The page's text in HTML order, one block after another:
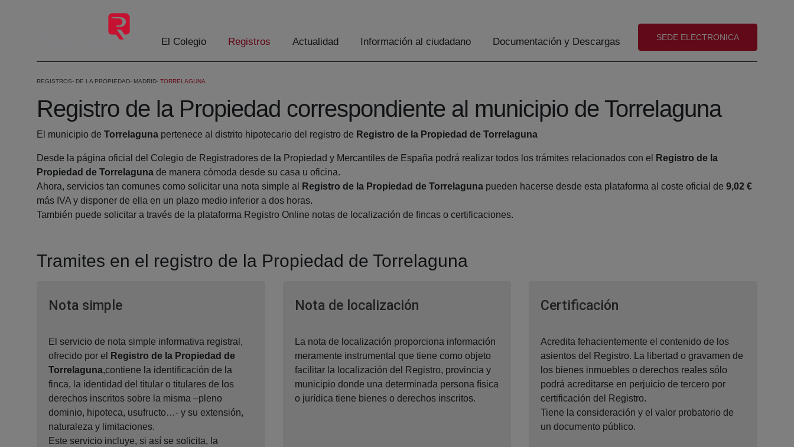
El Colegio Registros Actualidad Información al ciudadano Documentación y Descargas (abre en nueva ventana)
SEDE ELECTRONICA
REGISTROS DE LA PROPIEDAD MADRID TORRELAGUNA
Registro de la Propiedad correspondiente al municipio de Torrelaguna
El municipio de Torrelaguna pertenece al distrito hipotecario del registro de Registro de la Propiedad de Torrelaguna
Desde la página oficial del Colegio de Registradores de la Propiedad y Mercantiles de España podrá realizar todos los trámites relacionados con el
Registro de la
Propiedad de Torrelaguna de manera cómoda desde su casa u oficina.
Ahora, servicios tan comunes como solicitar una nota simple al
Registro de la Propiedad de Torrelaguna pueden hacerse desde esta plataforma al coste oficial de 9,02 €
más IVA y disponer de ella en un plazo medio inferior a dos horas.
También puede solicitar a través de la plataforma Registro Online notas de localización de fincas o certificaciones.
Tramites en el registro de la Propiedad de Torrelaguna
Nota simpleVentana nueva
El servicio de nota simple informativa registral,
ofrecido por el
Registro de la Propiedad de
Torrelaguna,contiene la identificación de la
finca, la identidad del titular o titulares de los
derechos inscritos sobre la misma –pleno
dominio, hipoteca, usufructo…- y su extensión,
naturaleza y limitaciones.
Este servicio incluye, si así se solicita, la
Nota de localizaciónVentana nueva
La nota de localización proporciona información
meramente instrumental que tiene como objeto
facilitar la localización del Registro, provincia y
municipio donde una determinada persona física
o jurídica tiene bienes o derechos inscritos.
Certificación
Acredita fehacientemente el contenido de los
asientos del Registro. La libertad o gravamen de
los bienes inmuebles o derechos reales sólo
podrá acreditarse en perjuicio de tercero por
certificación del Registro.
Tiene la consideración y el valor probatorio de
un documento público.